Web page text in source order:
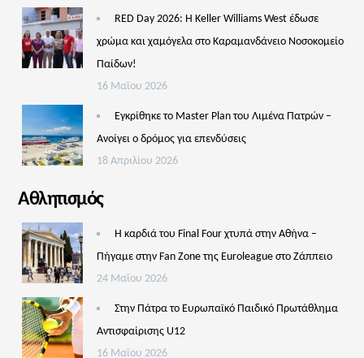
RED Day 2026: Η Keller Williams West έδωσε
χρώμα και χαμόγελα στο Καραμανδάνειο Νοσοκομείο
Παίδων!
16 Μαΐου 2026
Εγκρίθηκε το Master Plan του Λιμένα Πατρών –
Aνοίγει ο δρόμος για επενδύσεις
18 Απριλίου 2026
Αθλητισμός
Η καρδιά του Final Four χτυπά στην Αθήνα –
Πήγαμε στην Fan Zone της Euroleague στο Ζάππειο
24 Μαΐου 2026
Στην Πάτρα το Ευρωπαϊκό Παιδικό Πρωτάθλημα
Αντισφαίρισης U12
16 Μαΐου 2026